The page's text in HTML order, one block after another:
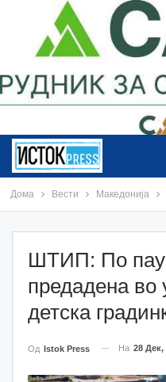
Дома Вести Македонија
ШТИП: По
предадена во
детска
Од Istok Press На 28 Дек,